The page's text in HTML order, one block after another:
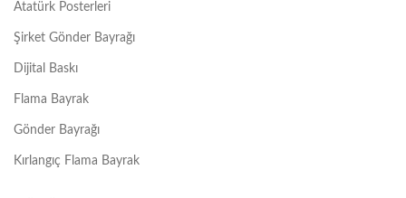
Atatürk Posterleri
Şirket Gönder Bayrağı
Dijital Baskı
Flama Bayrak
Gönder Bayrağı
Kırlangıç Flama Bayrak